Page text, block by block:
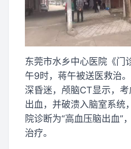
东莞市水乡中心医院《门
午9时，蒋午被送医救治
深昏迷，颅脑CT显示，
出血，并破溃入脑室系统
院诊断为“高血压脑出血”
治疗。